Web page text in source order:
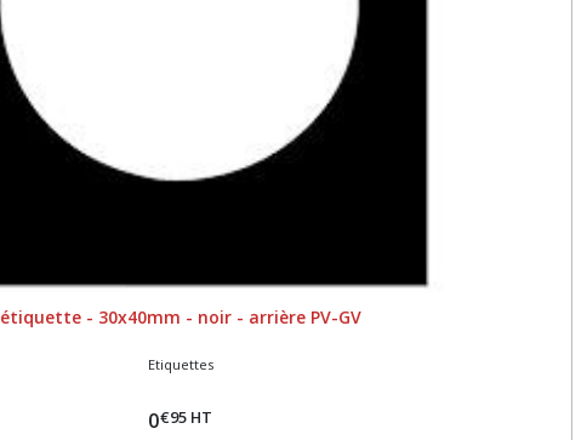
étiquette - 30x40mm - noir - arrière PV-GV
Etiquettes
0€95 HT